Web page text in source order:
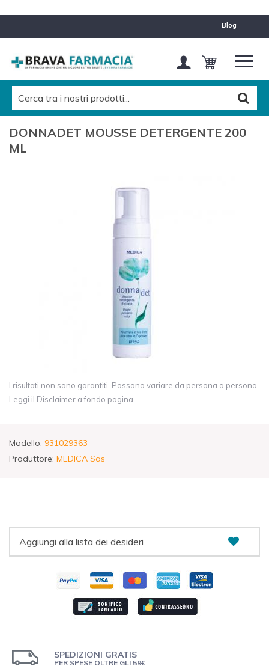
blog
DONNADET MOUSSE DETERGENTE 200
ML
I risultati non sono garantiti. Possono variare da persona a persona.
Leggi il Disclaimer a fondo pagina
Modello: 931029363
Produttore: MEDICA Sas
Aggiungi alla lista dei desideri
SPEDIZIONI GRATIS
PER SPESE OLTRE GLI 59€